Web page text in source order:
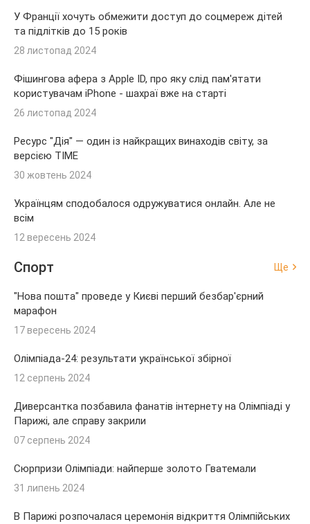
У Франції хочуть обмежити доступ до соцмереж дітей
та підлітків до 15 років
28 листопад 2024
Фішингова афера з Apple ID, про яку слід пам'ятати
користувачам iPhone - шахраї вже на старті
26 листопад 2024
Ресурс "Дія" — один із найкращих винаходів світу, за
версією TIME
30 жовтень 2024
Українцям сподобалося одружуватися онлайн. Але не
всім
12 вересень 2024
Спорт Ще
"Нова пошта" проведе у Києві перший безбар'єрний
марафон
17 вересень 2024
Олімпіада-24: результати української збірної
12 серпень 2024
Диверсантка позбавила фанатів інтернету на Олімпіаді у
Парижі, але справу закрили
07 серпень 2024
Сюрпризи Олімпіади: найперше золото Гватемали
31 липень 2024
В Парижі розпочалася церемонія відкриття Олімпійських